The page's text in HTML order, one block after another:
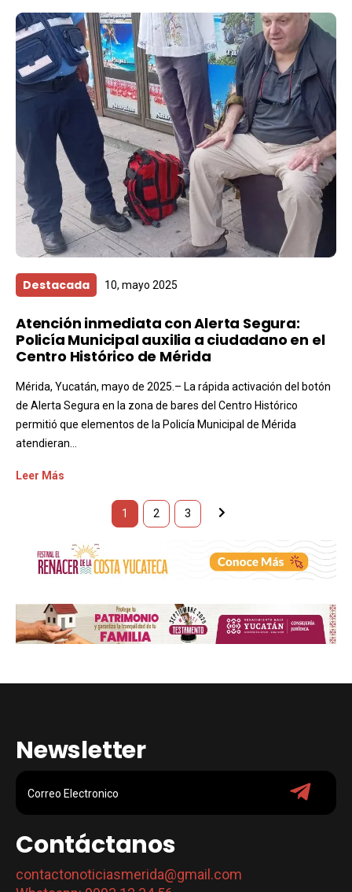
Destacada 10, mayo 2025
Atención inmediata con Alerta Segura:
Policía Municipal auxilia a ciudadano en el
Centro Histórico de Mérida
Mérida, Yucatán, mayo de 2025.– La rápida activación del botón
de Alerta Segura en la zona de bares del Centro Histórico
permitió que elementos de la Policía Municipal de Mérida
atendieran...
Leer Más
1 2 3
Newsletter
Contáctanos
contactonoticiasmerida@gmail.com